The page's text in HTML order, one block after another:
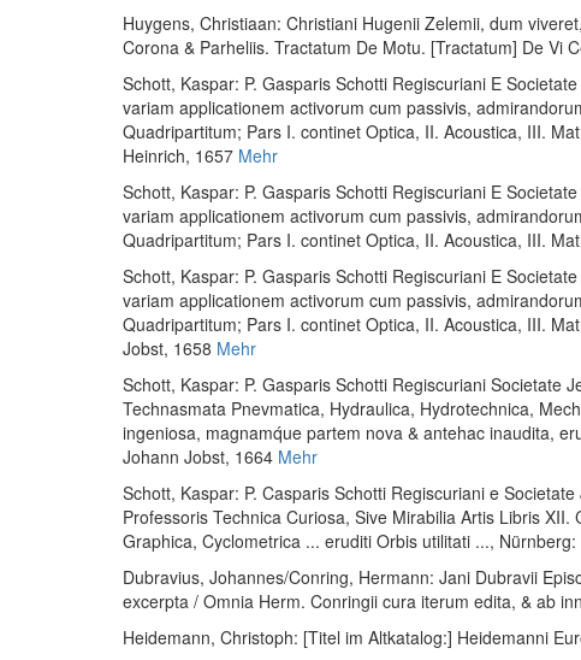
Huygens, Christiaan: Christiani Hugenii Zelemii, dum
Corona & Parheliis. Tractatum De Motu. [Tractatum] De Vi
Schott, Kaspar: P. Gasparis Schotti Regiscuriani E
variam applicationem activorum cum passivis,
Quadripartitum; Pars I. continet Optica, II. Acoustica, III.
Heinrich, 1657 Mehr
Schott, Kaspar: P. Gasparis Schotti Regiscuriani E
variam applicationem activorum cum passivis,
Quadripartitum; Pars I. continet Optica, II. Acoustica, III.
Schott, Kaspar: P. Gasparis Schotti Regiscuriani E
variam applicationem activorum cum passivis,
Quadripartitum; Pars I. continet Optica, II. Acoustica, III.
Jobst, 1658 Mehr
Schott, Kaspar: P. Gasparis Schotti Regiscuriani Societate
Technasmata Pnevmatica, Hydraulica, Hydrotechnica,
ingeniosa, magnamq́ue partem nova & antehac inaudita,
Johann Jobst, 1664 Mehr
Schott, Kaspar: P. Casparis Schotti Regiscuriani e
Professoris Technica Curiosa, Sive Mirabilia Artis Libris
Graphica, Cyclometrica ... eruditi Orbis utilitati ...,
Dubravius, Johannes/Conring, Hermann: Jani Dubravii
excerpta / Omnia Herm. Conringii cura iterum edita, & ab
Heidemann, Christoph: [Titel im Altkatalog:] Heidemanni